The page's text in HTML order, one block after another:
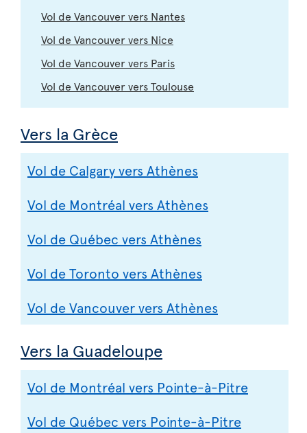
Vol de Vancouver vers Nantes
Vol de Vancouver vers Nice
Vol de Vancouver vers Paris
Vol de Vancouver vers Toulouse
Vers la Grèce
Vol de Calgary vers Athènes
Vol de Montréal vers Athènes
Vol de Québec vers Athènes
Vol de Toronto vers Athènes
Vol de Vancouver vers Athènes
Vers la Guadeloupe
Vol de Montréal vers Pointe-à-Pitre
Vol de Québec vers Pointe-à-Pitre